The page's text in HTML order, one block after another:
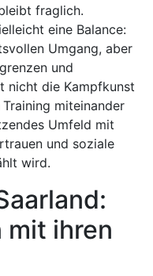
fraglich.
eine Balance:
Umgang, aber
und
nicht die Kampfkunst
miteinander
Umfeld mit
und soziale
wird.
mit ihren